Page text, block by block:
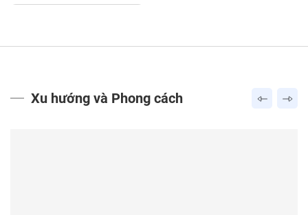
Xu hướng và Phong cách